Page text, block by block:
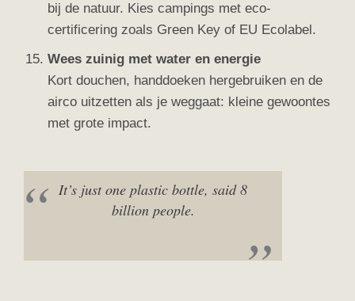
bij de natuur. Kies campings met eco-
certificering zoals Green Key of EU Ecolabel.
Wees zuinig met water en energie
Kort douchen, handdoeken hergebruiken en de
airco uitzetten als je weggaat: kleine gewoontes
met grote impact.
It’s just one plastic bottle, said 8
billion people.